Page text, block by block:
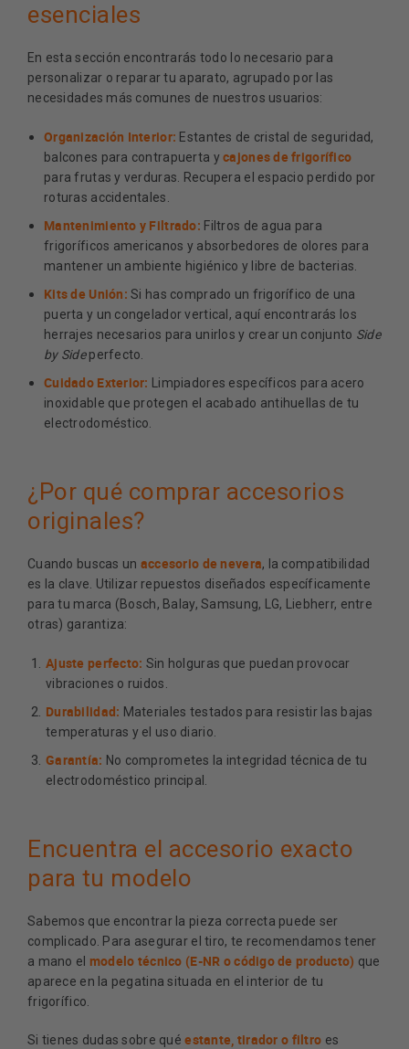
esenciales
En esta sección encontrarás todo lo necesario para
personalizar o reparar tu aparato, agrupado por las
necesidades más comunes de nuestros usuarios:
Organización Interior: Estantes de cristal de seguridad,
balcones para contrapuerta ycajones de frigorífico
para frutas y verduras. Recupera el espacio perdido por
roturas accidentales.
Mantenimiento y Filtrado: Filtros de agua para
frigoríficos americanos y absorbedores de olores para
mantener un ambiente higiénico y libre de bacterias.
Kits de Unión: Si has comprado un frigorífico de una
puerta y un congelador vertical, aquí encontrarás los
herrajes necesarios para unirlos y crear un conjunto Side
by Sideperfecto.
Cuidado Exterior:
Limpiadores específicos para acero
inoxidable que protegen el acabado antihuellas de tu
electrodoméstico.
¿Por qué comprar accesorios
originales?
Cuando buscas un accesorio de nevera, la compatibilidad
es la clave. Utilizar repuestos diseñados específicamente
para tu marca (Bosch, Balay, Samsung, LG, Liebherr, entre
otras) garantiza:
Ajuste perfecto: Sin holguras que puedan provocar
vibraciones o ruidos.
Durabilidad: Materiales testados para resistir las bajas
temperaturas y el uso diario.
Garantía: No comprometes la integridad técnica de tu
electrodoméstico principal.
Encuentra el accesorio exacto
para tu modelo
Sabemos que encontrar la pieza correcta puede ser
complicado. Para asegurar el tiro, te recomendamos tener
a mano el modelo técnico (E-NR o código de producto) que
aparece en la pegatina situada en el interior de tu
frigorífico.
Si tienes dudas sobre quéestante, tirador o filtro es